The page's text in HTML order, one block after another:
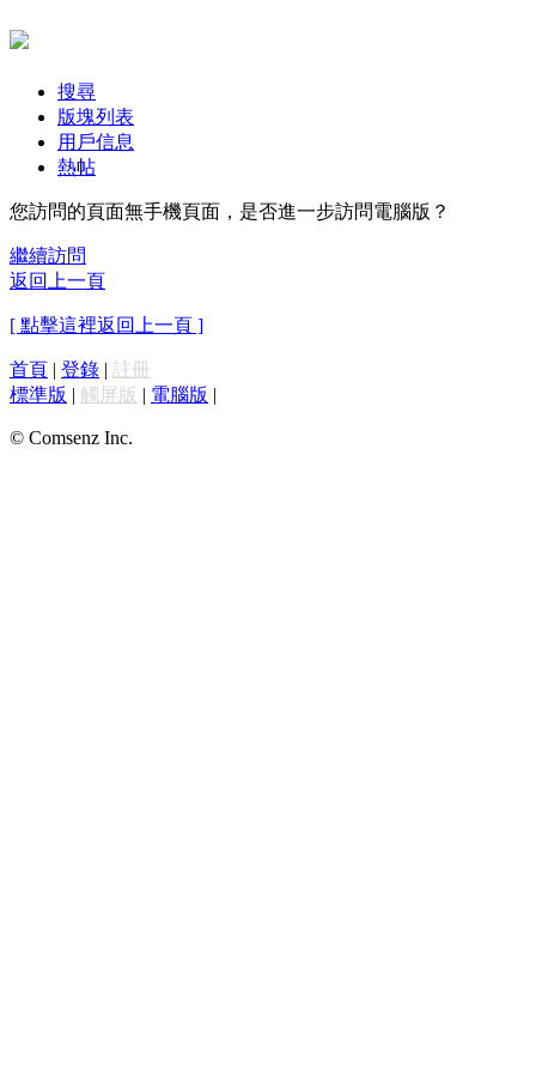
搜尋
版塊列表
用戶信息
熱帖
您訪問的頁面無手機頁面，是否進一步訪問電腦版？
繼續訪問
返回上一頁
[ 點擊這裡返回上一頁 ]
首頁 | 登錄 | 註冊
標準版 | 觸屏版 | 電腦版 |
© Comsenz Inc.